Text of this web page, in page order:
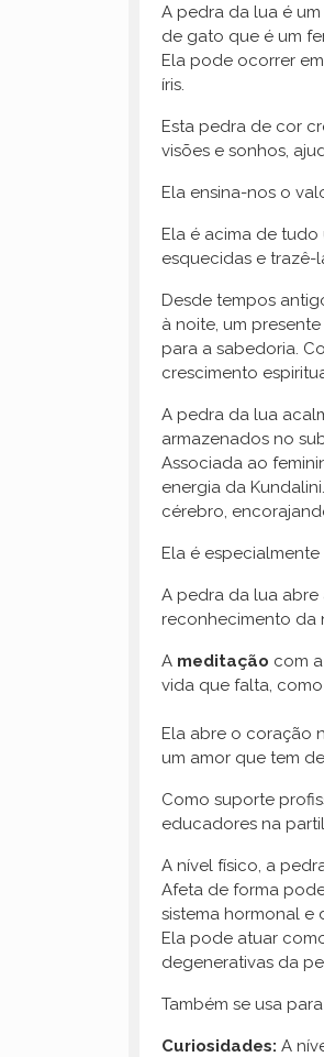
A pedra da lua é
de gato que é um
Ela pode ocorrer
íris.
Esta pedra de cor
visões e sonhos,
Ela ensina-nos o
Ela é acima de
esquecidas e trazê-
Desde tempos
à noite, um
para a sabedoria.
crescimento
A pedra da lua
armazenados no
Associada ao
energia da
cérebro,
Ela é
A pedra da lua abre
reconhecimento da
A meditação com
vida que falta,
Ela abre o coração
um amor que tem
Como suporte
educadores na
A nível físico, a
Afeta de forma
sistema hormonal e
Ela pode atuar
degenerativas da
Também se usa
Curiosidades: A